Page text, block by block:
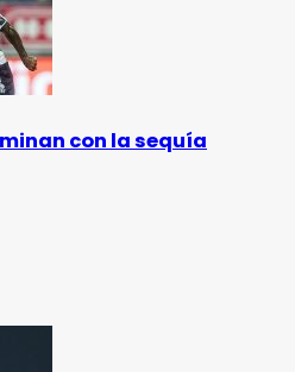
con la sequía